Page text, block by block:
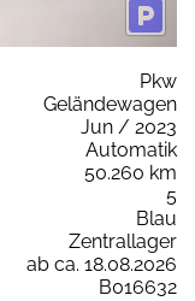
Pkw
Geländewagen
Jun / 2023
Automatik
50.260 km
5
Blau
Zentrallager
ab ca. 18.08.2026
B016632